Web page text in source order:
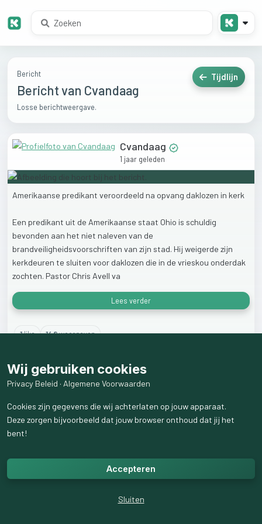
Bericht
Bericht van Cvandaag
Losse berichtweergave.
Tijdlijn
Cvandaag
1 jaar geleden
Amerikaanse predikant veroordeeld na opvang daklozen in kerk
Een predikant uit de Amerikaanse staat Ohio is schuldig
bevonden aan het niet naleven van de
brandveiligheidsvoorschriften van zijn stad. Hij weigerde zijn
kerkdeuren te sluiten voor daklozen die in de vrieskou onderdak
zochten. Pastor Chris Avell va
Lees verder
1like 148weergaven
Wij gebruiken cookies
Privacy Beleid · Algemene Voorwaarden
Cookies zijn gegevens die wij achterlaten op jouw apparaat.
Deze zorgen bijvoorbeeld dat jouw browser onthoud dat jij het
bent!
Accepteren
Sluiten